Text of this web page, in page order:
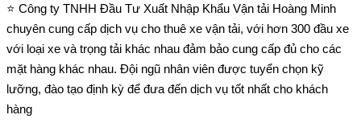
⭐ Công ty TNHH Đầu Tư Xuất Nhập Khẩu Vận tải Hoàng Minh
chuyên cung cấp dịch vụ cho thuê xe vận tải, với hơn 300 đầu xe
với loại xe và trọng tải khác nhau đảm bảo cung cấp đủ cho các
mặt hàng khác nhau. Đội ngũ nhân viên được tuyển chọn kỹ
lưỡng, đào tạo định kỳ để đưa đến dịch vụ tốt nhất cho khách
hàng